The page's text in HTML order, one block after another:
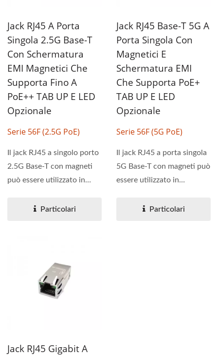
Jack RJ45 A Porta
Singola 2.5G Base-T
Con Schermatura
EMI Magnetici Che
Supporta Fino A
PoE++ TAB UP E LED
Opzionale
Serie 56F (2.5G PoE)
Il jack RJ45 a singolo porto
2.5G Base-T con magneti
può essere utilizzato in
Particolari
Jack RJ45 Base-T 5G A
Porta Singola Con
Magnetici E
Schermatura EMI
Che Supporta PoE+
TAB UP E LED
Opzionale
Serie 56F (5G PoE)
Il jack RJ45 a porta singola
5G Base-T con magneti può
essere utilizzato in
Particolari
Jack RJ45 Gigabit A